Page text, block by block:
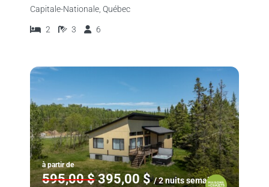
Capitale-Nationale, Québec
2 3 6
à partir de
595,00 $ 395,00 $ / 2 nuits semaine